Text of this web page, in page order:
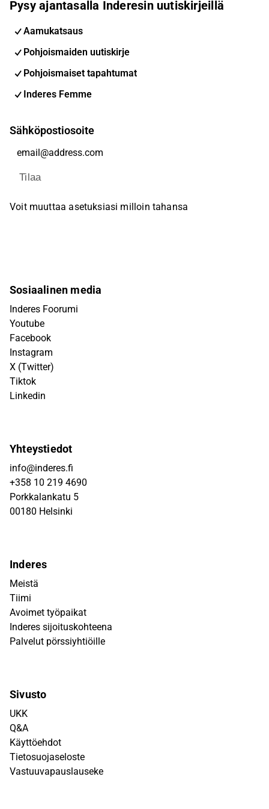
Pysy ajantasalla Inderesin uutiskirjeillä
Aamukatsaus
Pohjoismaiden uutiskirje
Pohjoismaiset tapahtumat
Inderes Femme
Sähköpostiosoite
Tilaa
Voit muuttaa asetuksiasi milloin tahansa
Sosiaalinen media
Inderes Foorumi
Youtube
Facebook
Instagram
X (Twitter)
Tiktok
Linkedin
Yhteystiedot
info@inderes.fi
+358 10 219 4690
Porkkalankatu 5
00180 Helsinki
Inderes
Meistä
Tiimi
Avoimet työpaikat
Inderes sijoituskohteena
Palvelut pörssiyhtiöille
Sivusto
UKK
Q&A
Käyttöehdot
Tietosuojaseloste
Vastuuvapauslauseke